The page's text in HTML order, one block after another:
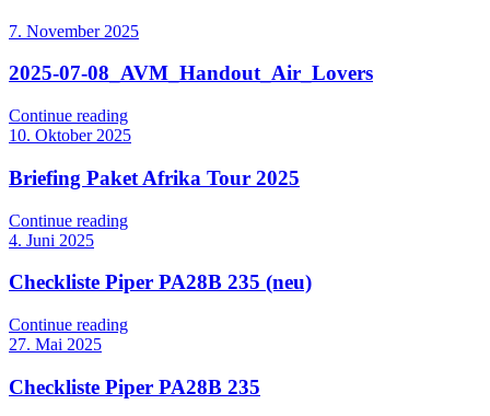
7. November 2025
2025-07-08_AVM_Handout_Air_Lovers
Continue reading
10. Oktober 2025
Briefing Paket Afrika Tour 2025
Continue reading
4. Juni 2025
Checkliste Piper PA28B 235 (neu)
Continue reading
27. Mai 2025
Checkliste Piper PA28B 235